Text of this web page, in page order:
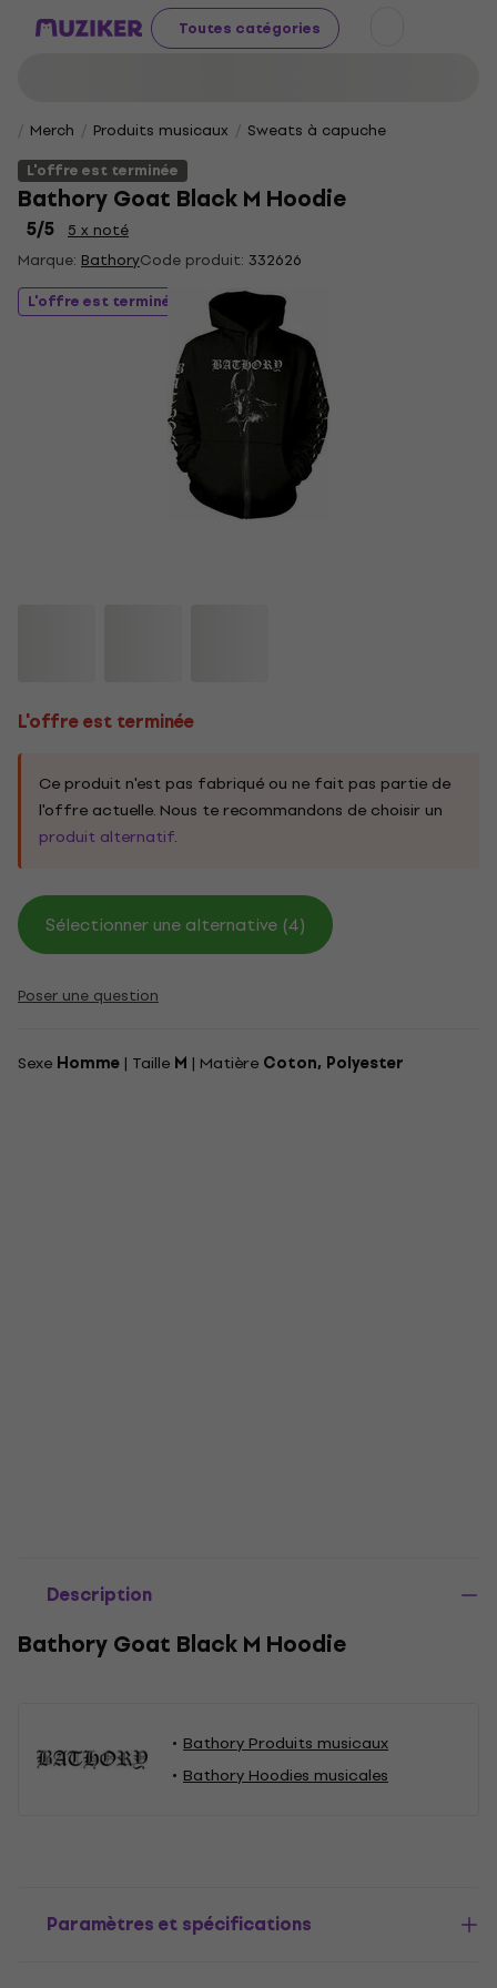
Toutes catégories
Merch Produits musicaux
Sweats à capuche
L'offre est terminée
Bathory Goat Black M Hoodie
5/5
5 x noté
Marque: BathoryCode produit: 332626
L'offre est terminée
L'offre est terminée
Ce produit n'est pas fabriqué ou ne fait pas partie de
l'offre actuelle. Nous te recommandons de choisir un
produit alternatif.
Sélectionner une alternative (4)
Poser une question
Sexe Homme | Taille M | Matière Coton, Polyester
Description
Bathory Goat Black M Hoodie
Bathory Produits musicaux
Bathory Hoodies musicales
Paramètres et spécifications